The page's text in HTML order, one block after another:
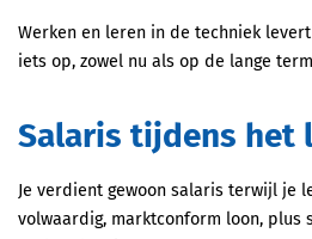
Werken en leren in de techniek
iets op, zowel nu als op de lange
Salaris tijdens het
Je verdient gewoon salaris terwijl je
volwaardig, marktconform loon, plus